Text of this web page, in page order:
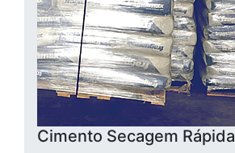
Cimento Secagem Rápida